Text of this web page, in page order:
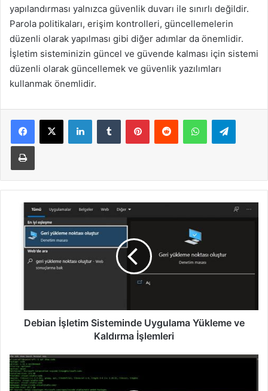
yapılandırması yalnızca güvenlik duvarı ile sınırlı değildir.
Parola politikaları, erişim kontrolleri, güncellemelerin
düzenli olarak yapılması gibi diğer adımlar da önemlidir.
İşletim sisteminizin güncel ve güvende kalması için sistemi
düzenli olarak güncellemek ve güvenlik yazılımları
kullanmak önemlidir.
LinkedInTumblr PinterestReddit WhatsApp
Yazdır
Debian
İşletim
Sisteminde
Uygulama
Yükleme
Debian İşletim Sisteminde Uygulama Yükleme ve
Kaldırma İşlemleri
Debian
Paket
Yöneticisi: